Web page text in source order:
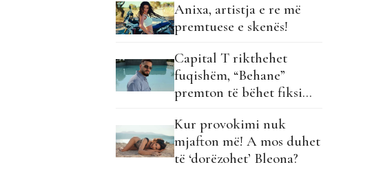
Anixa, artistja e re më
premtuese e skenës!
Capital T rikthehet
fuqishëm, “Behane”
premton të bëhet fiksimi
Kur provokimi nuk
mjafton më! A mos duhet
të ‘dorëzohet’ Bleona?